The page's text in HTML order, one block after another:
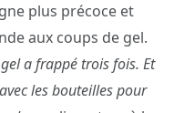
plus précoce et
aux coups de gel.
a frappé trois fois. Et
les bouteilles pour